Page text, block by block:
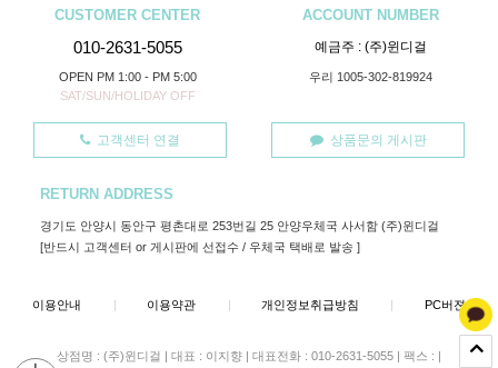
CUSTOMER CENTER
010-2631-5055
OPEN PM 1:00 - PM 5:00
SAT/SUN/HOLIDAY OFF
ACCOUNT NUMBER
예금주 : (주)윈디걸
우리 1005-302-819924
고객센터 연결 상품문의 게시판
RETURN ADDRESS
경기도 안양시 동안구 평촌대로 253번길 25 안양우체국 사서함 (주)윈디걸
[반드시 고객센터 or 게시판에 선접수 / 우체국 택배로 발송 ]
이용안내 | 이용약관 | 개인정보취급방침 | PC버젼
상점명 : (주)윈디걸 | 대표 : 이지향 | 대표전화 : 010-2631-5055 | 팩스 : |